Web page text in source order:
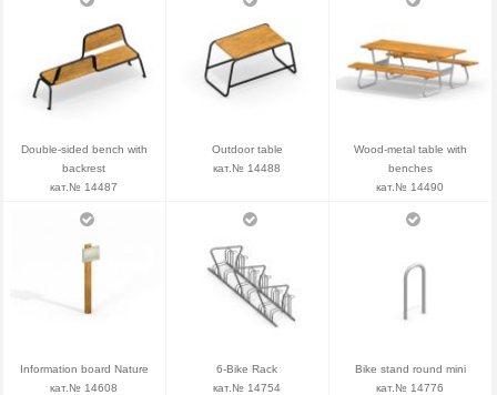
Double-sided bench with
backrest
кат.№ 14487
Outdoor table
кат.№ 14488
Wood-metal table with
benches
кат.№ 14490
Information board Nature
кат.№ 14608
6-Bike Rack
кат.№ 14754
Bike stand round mini
кат.№ 14776